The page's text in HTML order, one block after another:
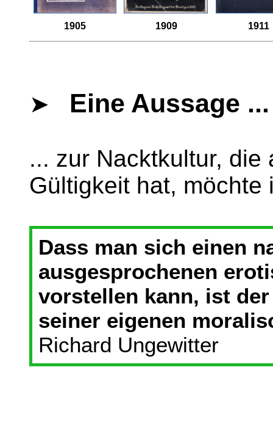
1905 1909 1911
➤ Eine Aussage ...
... zur Nacktkultur,
Gültigkeit hat,
Dass man sich einen
ausgesprochenen
vorstellen kann, ist
seiner eigenen
Richard Ungewitter